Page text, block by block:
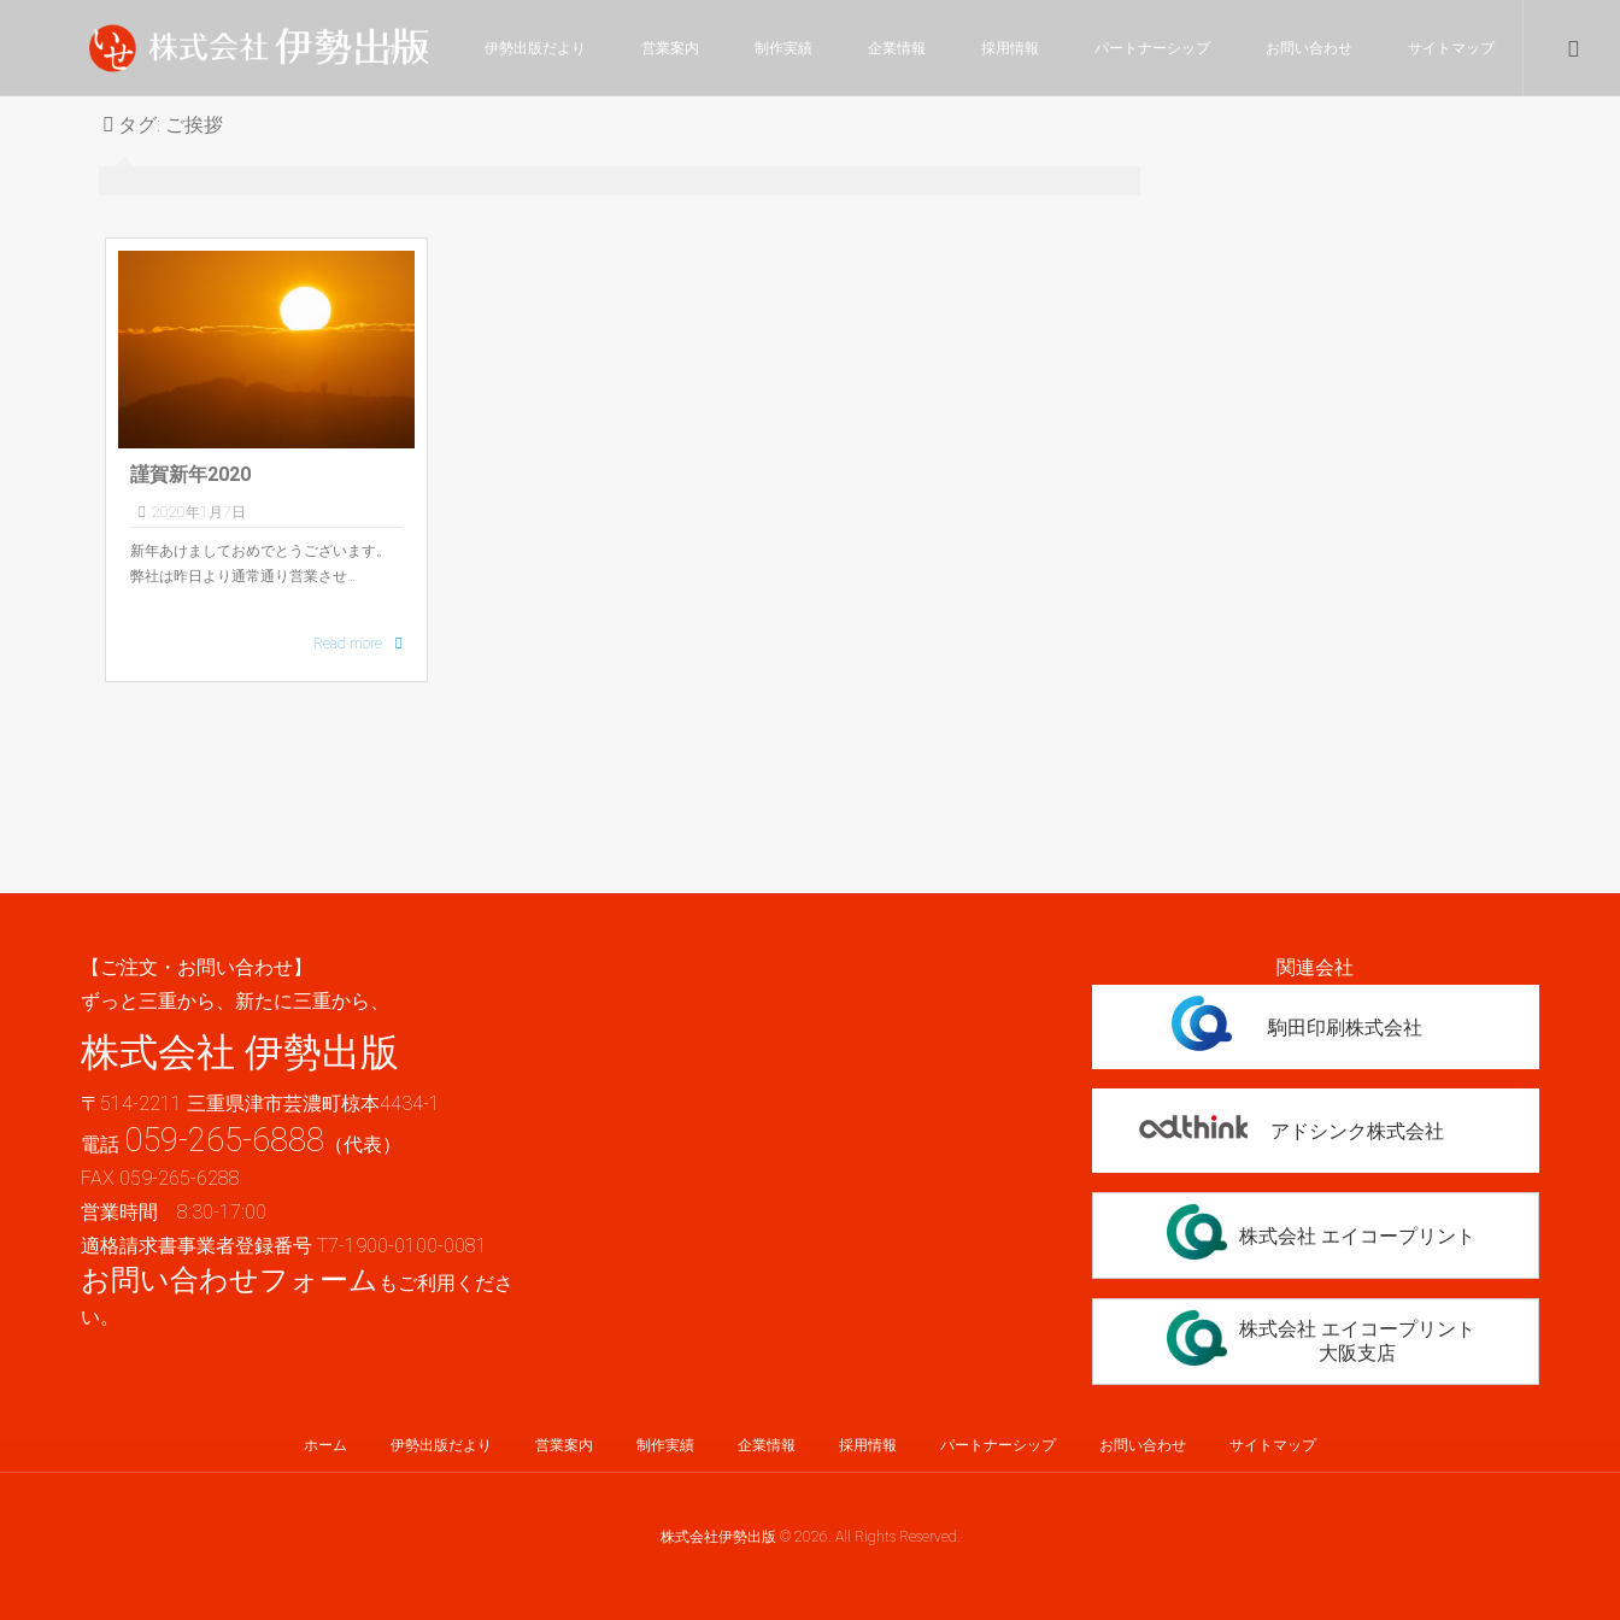
ホーム 伊勢出版だより 営業案内 制作実績 企業情報 採用情報 パートナーシップ お問い合わせ サイトマップ
タグ: ご挨拶
謹賀新年2020
2020年1月7日
新年あけましておめでとうございます。
弊社は昨日より通常通り営業させ…
Read more
【ご注文・お問い合わせ】
ずっと三重から、新たに三重から、
株式会社 伊勢出版
〒514-2211 三重県津市芸濃町椋本4434-1
電話 059-265-6888 （代表）
FAX 059-265-6288
営業時間 8:30-17:00
適格請求書事業者登録番号 T7-1900-0100-0081
お問い合わせフォーム もご利用くださ
い。
関連会社
駒田印刷株式会社
アドシンク株式会社
株式会社 エイコープリント
株式会社 エイコープリント
大阪支店
ホーム 伊勢出版だより 営業案内 制作実績 企業情報 採用情報 パートナーシップ お問い合わせ サイトマップ
株式会社伊勢出版 © 2026. All Rights Reserved.